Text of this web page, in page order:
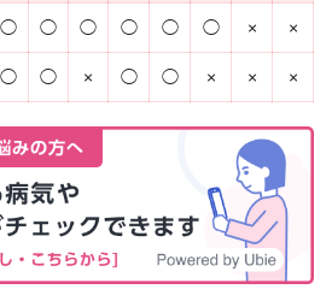
◯ ◯ ◯ ◯ ◯ ◯ × ×
◯ ◯ × ◯ ◯ × × ×